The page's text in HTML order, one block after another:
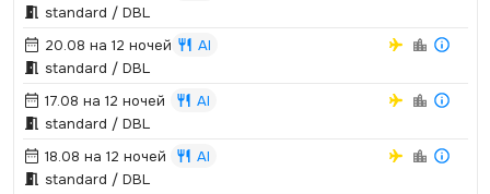
standard / DBL
20.08 на 12 ночей
AI
standard / DBL
17.08 на 12 ночей
AI
standard / DBL
18.08 на 12 ночей
AI
standard / DBL